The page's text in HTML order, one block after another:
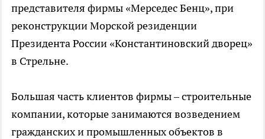
представителя фирмы «Мерседес Бенц», при
реконструкции Морской резиденции
Президента России «Константиновский дворец»
в Стрельне.
Большая часть клиентов фирмы – строительные
компании, которые занимаются возведением
гражданских и промышленных объектов в